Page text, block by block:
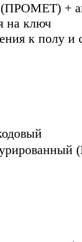
(ПРОМЕТ) +
на ключ
к полу и